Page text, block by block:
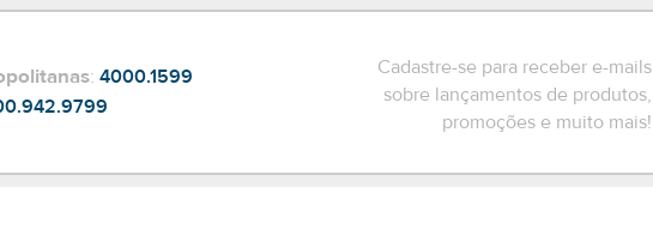
Cadastre-se para receber e-mails
sobre lançamentos de produtos,
promoções e muito mais!
: 4000.1599